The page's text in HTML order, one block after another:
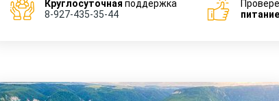
Круглосуточная поддержка
8-927-435-35-44
питание